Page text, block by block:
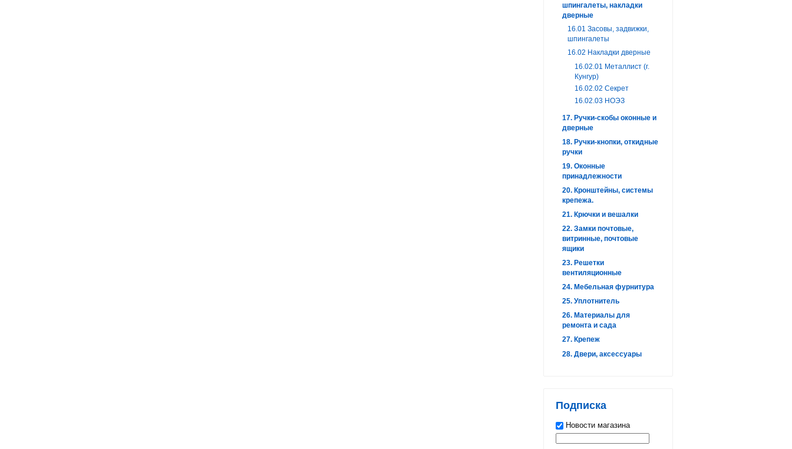
шпингалеты, накладки
дверные
16.01 Засовы, задвижки,
шпингалеты
16.02 Накладки дверные
16.02.01 Металлист (г.
Кунгур)
16.02.02 Секрет
16.02.03 НОЭЗ
17. Ручки-скобы оконные и
дверные
18. Ручки-кнопки, откидные
ручки
19. Оконные
принадлежности
20. Кронштейны, системы
крепежа.
21. Крючки и вешалки
22. Замки почтовые,
витринные, почтовые
ящики
23. Решетки
вентиляционные
24. Мебельная фурнитура
25. Уплотнитель
26. Материалы для
ремонта и сада
27. Крепеж
28. Двери, аксессуары
Подписка
Новости магазина